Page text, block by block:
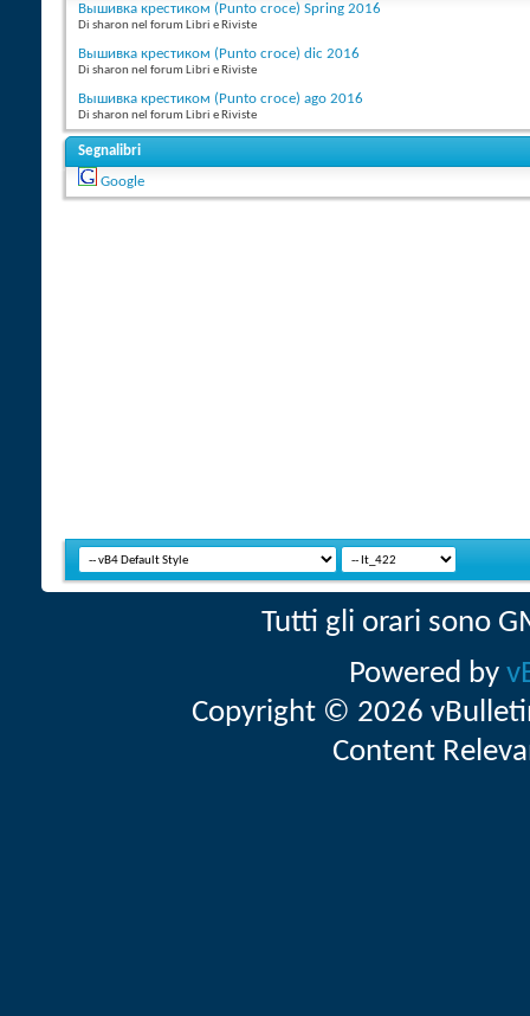
Вышивка крестиком (Punto croce) Spring 2016
Di sharon nel forum Libri e Riviste
Вышивка крестиком (Punto croce) dic 2016
Di sharon nel forum Libri e Riviste
Вышивка крестиком (Punto croce) ago 2016
Di sharon nel forum Libri e Riviste
Segnalibri
Google
Tutti gli orari sono
Powered by
Copyright © 2026
Content